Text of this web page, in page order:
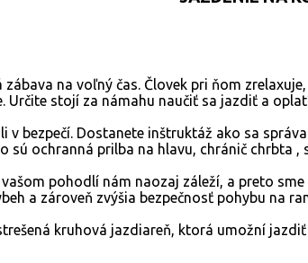
na voľný čas. Človek pri ňom
stojí za námahu naučiť sa jazdiť a
v bezpečí. Dostanete inštruktáž ako sa
sú ochranná prilba na hlavu, chránič chrbta
vašom pohodlí nám naozaj záleží, a preto
a zároveň zvýšia bezpečnosť pohybu na
kruhová jazdiareň, ktorá umožní